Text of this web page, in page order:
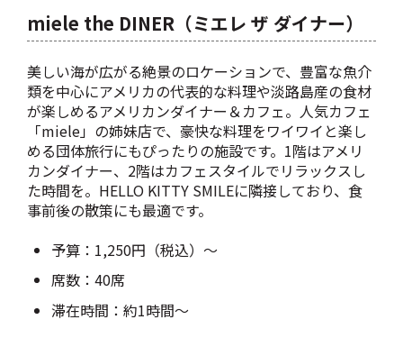
miele the DINER（ミエレ ザ ダイナー）
美しい海が広がる絶景のロケーションで、豊富な魚介
類を中心にアメリカの代表的な料理や淡路島産の食材
が楽しめるアメリカンダイナー＆カフェ。人気カフェ
「miele」の姉妹店で、豪快な料理をワイワイと楽し
める団体旅行にもぴったりの施設です。1階はアメリ
カンダイナー、2階はカフェスタイルでリラックスし
た時間を。HELLO KITTY SMILEに隣接しており、食
事前後の散策にも最適です。
予算：1,250円（税込）～
席数：40席
滞在時間：約1時間～